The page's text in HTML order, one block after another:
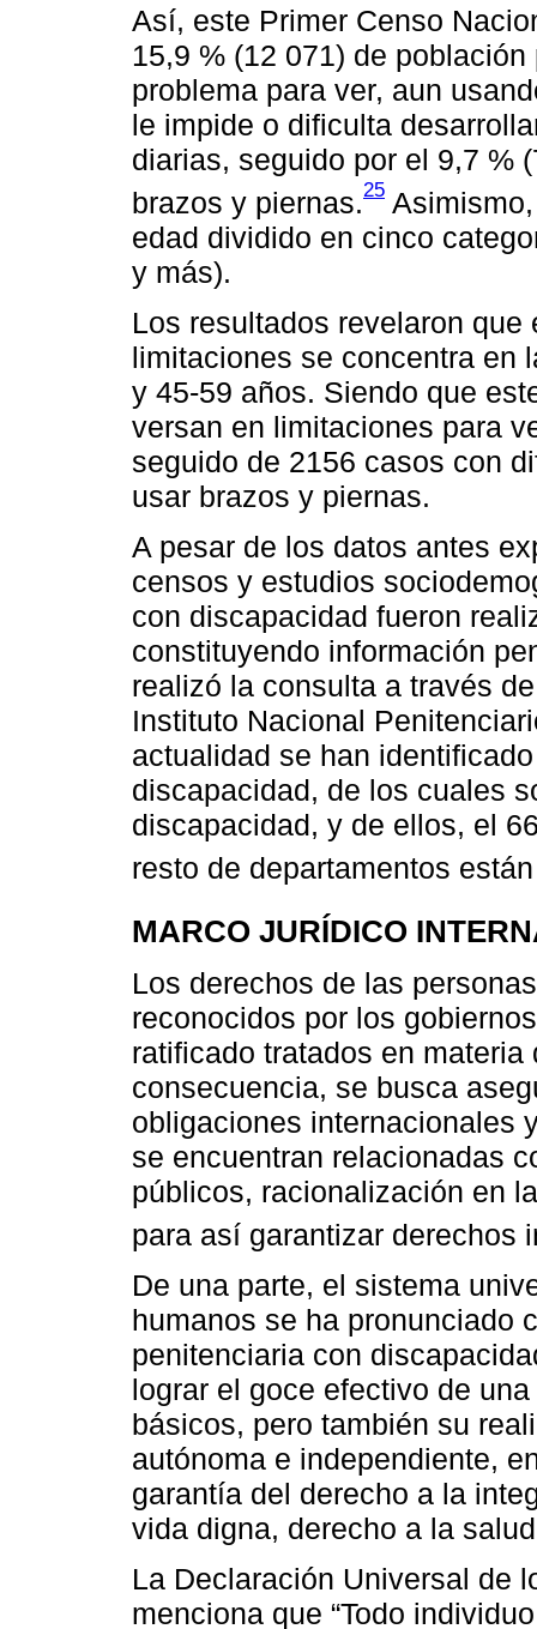
Así, este Primer Censo
15,9 % (12 071) de
problema para ver, aun
le impide o dificulta
diarias, seguido por el 9,7 %
brazos y piernas.25
edad dividido en cinco
y más).
Los resultados revelaron
limitaciones se concentra en
y 45-59 años. Siendo que
versan en limitaciones para
seguido de 2156 casos con
usar brazos y piernas.
A pesar de los datos antes
censos y estudios
con discapacidad fueron
constituyendo información
realizó la consulta a través
Instituto Nacional
actualidad se han
discapacidad, de los cuales
discapacidad, y de ellos, el
resto de departamentos
MARCO JURÍDICO
Los derechos de las
reconocidos por los
ratificado tratados en
consecuencia, se busca
obligaciones internacionales
se encuentran relacionadas
públicos, racionalización en
para así garantizar derechos
De una parte, el sistema
humanos se ha pronunciado
penitenciaria con
lograr el goce efectivo de
básicos, pero también su
autónoma e independiente,
garantía del derecho a la
vida digna, derecho a la
La Declaración Universal de
menciona que “Todo